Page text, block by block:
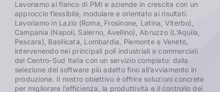
Lavoriamo al fianco di PMI e aziende in crescita con un
approccio flessibile, modulare e orientato ai risultati.
Lavoriamo in Lazio (Roma, Frosinone, Latina, Viterbo),
Campania (Napoli, Salerno, Avellino), Abruzzo (L’Aquila,
Pescara), Basilicata, Lombardia, Piemonte e Veneto,
intervenendo nei principali poli industriali e commerciali
del Centro-Sud Italia con un servizio completo: dalla
selezione del software più adatto fino all’avviamento in
produzione. Il nostro obiettivo è offrire soluzioni concrete
per migliorare l’efficienza, la produttività e il controllo dei